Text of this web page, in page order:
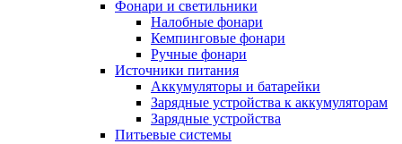
Фонари и светильники
Налобные фонари
Кемпинговые фонари
Ручные фонари
Источники питания
Аккумуляторы и батарейки
Зарядные устройства к аккумуляторам
Зарядные устройства
Питьевые системы